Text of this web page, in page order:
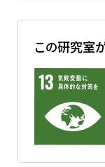
この研究室